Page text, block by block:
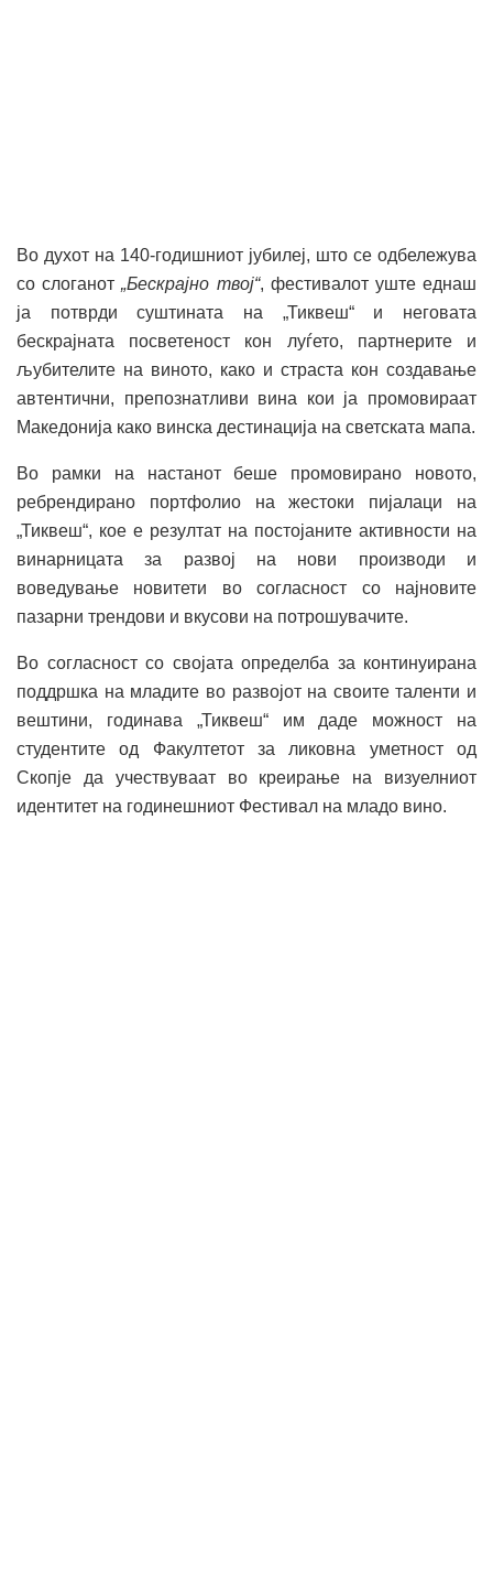
Во духот на 140-годишниот јубилеј, што се одбележува
со слоганот„Бескрајно твој“, фестивалот уште еднаш
ја потврди суштината на „Тиквеш“ и неговата
бескрајната посветеност кон луѓето, партнерите и
љубителите на виното, како и страста кон создавање
автентични, препознатливи вина кои ја промовираат
Македонија како винска дестинација на светската мапа.
Во рамки на настанот беше промовирано новото,
ребрендирано портфолио на жестоки пијалаци на
„Тиквеш“, кое е резултат на постојаните активности на
винарницата за развој на нови производи и
воведување новитети во согласност со најновите
пазарни трендови и вкусови на потрошувачите.
Во согласност со својата определба за континуирана
поддршка на младите во развојот на своите таленти и
вештини, годинава „Тиквеш“ им даде можност на
студентите од Факултетот за ликовна уметност од
Скопје да учествуваат во креирање на визуелниот
идентитет на годинешниот Фестивал на младо вино.